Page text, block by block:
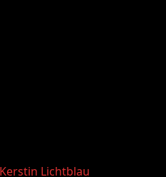
Lichtblau